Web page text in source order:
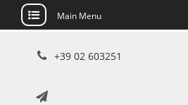
Main Menu
+39 02 603251